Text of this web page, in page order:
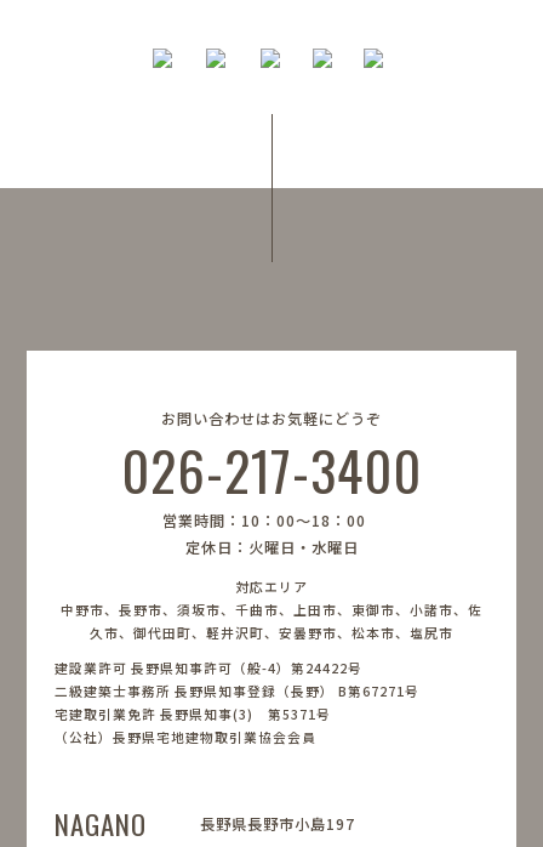
お問い合わせはお気軽にどうぞ
026-217-3400
営業時間：10：00〜18：00
定休日：火曜日・水曜日
対応エリア
中野市、長野市、須坂市、千曲市、上田市、東御市、小諸市、佐
久市、御代田町、軽井沢町、安曇野市、松本市、塩尻市
建設業許可 長野県知事許可（般-4）第24422号
二級建築士事務所 長野県知事登録（長野） B第67271号
宅建取引業免許 長野県知事(3) 第5371号
（公社）長野県宅地建物取引業協会会員
NAGANO 長野県長野市小島197